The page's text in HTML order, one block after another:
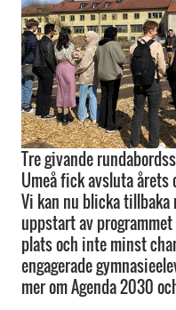
Tre givande
Umeå fick avsluta årets
Vi kan nu blicka
uppstart av
plats och inte minst
engagerade
mer om Agenda 2030